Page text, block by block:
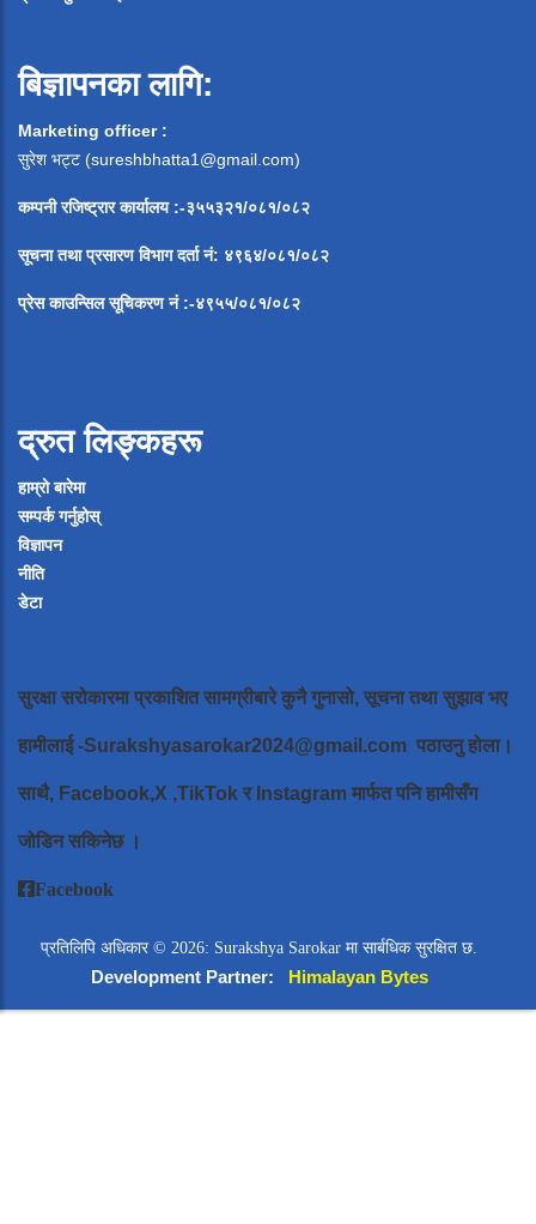
बिज्ञापनका लागि:
Marketing officer :
सुरेश भट्ट (sureshbhatta1@gmail.com)
कम्पनी रजिष्ट्रार कार्यालय :-३५५३२१/०८१/०८२
सूचना तथा प्रसारण विभाग दर्ता नं: ४९६४/०८१/०८२
प्रेस काउन्सिल सूचिकरण नं:-४९५५/०८१/०८२
द्रुत लिङ्कहरू
हाम्रो बारेमा
सम्पर्क गर्नुहोस्
विज्ञापन
नीति
डेटा
सुरक्षा सरोकारमा प्रकाशित सामग्रीबारे कुनै गुनासो, सूचना तथा सुझाव भए
हामीलाई-Surakshyasarokar2024@gmail.com पठाउनु होला।
साथै, Facebook,X ,TikTok र Instagram मार्फत पनि हामीसँग
जोडिन सकिनेछ ।
Facebook
प्रतिलिपि अधिकार © 2026: Surakshya Sarokar मा सार्बधिक सुरक्षित छ.
Development Partner: Himalayan Bytes